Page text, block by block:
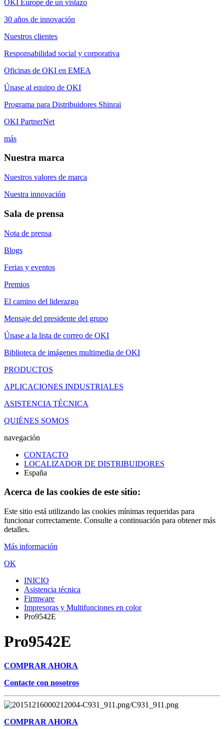
OKI Europe de un vistazo
30 años de innovación
Nuestros clientes
Responsabilidad social y corporativa
Oficinas de OKI en EMEA
Únase al equipo de OKI
Programa para Distribuidores Shinrai
OKI PartnerNet
más
Nuestra marca
Nuestros valores de marca
Nuestra innovación
Sala de prensa
Nota de prensa
Blogs
Ferias y eventos
Premios
El camino del liderazgo
Mensaje del presidente del grupo
Únase a la lista de correo de OKI
Biblioteca de imágenes multimedia de OKI
PRODUCTOS
APLICACIONES INDUSTRIALES
ASISTENCIA TÉCNICA
QUIÉNES SOMOS
navegación
CONTACTO
LOCALIZADOR DE DISTRIBUIDORES
España
Acerca de las cookies de este sitio:
Este sitio está utilizando las cookies mínimas requeridas para
funcionar correctamente. Consulte a continuación para obtener más
detalles.
Más información
OK
INICIO
Asistencia técnica
Firmware
Impresoras y Multifunciones en color
Pro9542E
Pro9542E
COMPRAR AHORA
Contacte con nosotros
COMPRAR AHORA